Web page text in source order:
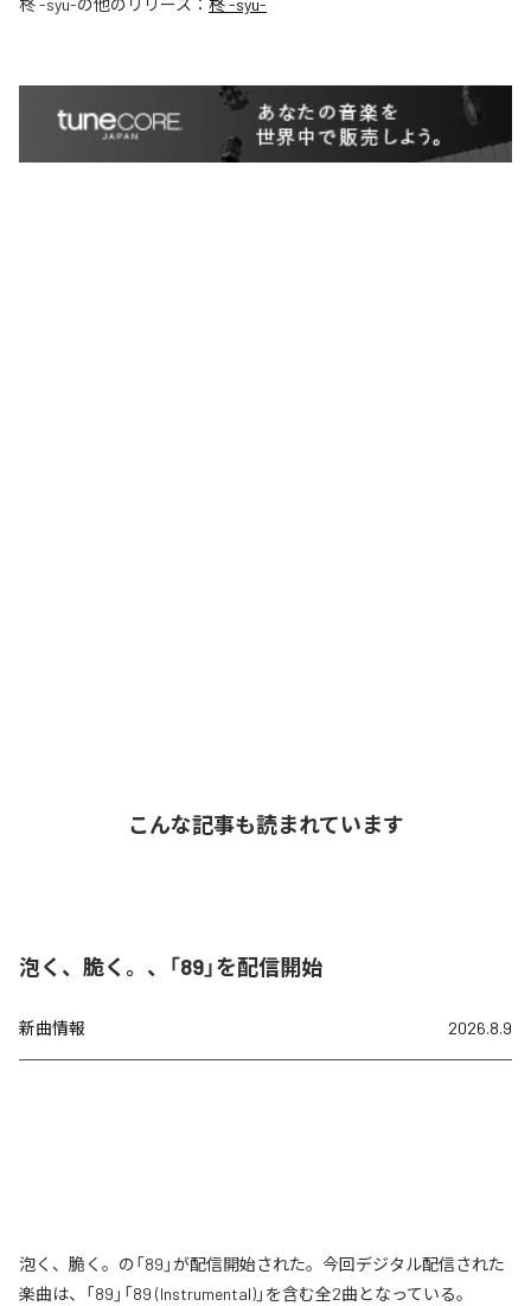
柊 -syu-の他のリリース： 柊 -syu-
こんな記事も読まれています
泡く、脆く。、「89」を配信開始
新曲情報 2026.8.9
泡く、脆く。の「89」が配信開始された。今回デジタル配信された
楽曲は、「89」「89 (Instrumental)」を含む全2曲となっている。